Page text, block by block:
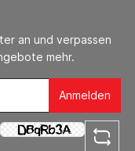
an und verpassen
mehr.
Anmelden